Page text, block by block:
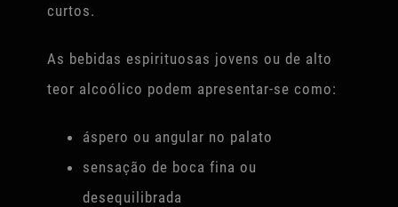
curtos.
As bebidas espirituosas jovens ou de alto
teor alcoólico podem apresentar-se como:
áspero ou angular no palato
sensação de boca fina ou
desequilibrada